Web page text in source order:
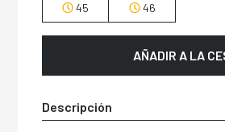
45 46
AÑADIR A LA
Descripción